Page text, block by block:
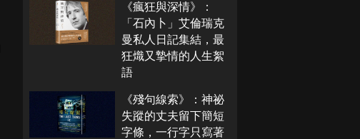
《瘋狂與深情》：
「石內卜」艾倫瑞克
曼私人日記集結，最
狂熾又摯情的人生絮
語
《殘句線索》：神祕
失蹤的丈夫留下簡短
字條，一行字只寫著